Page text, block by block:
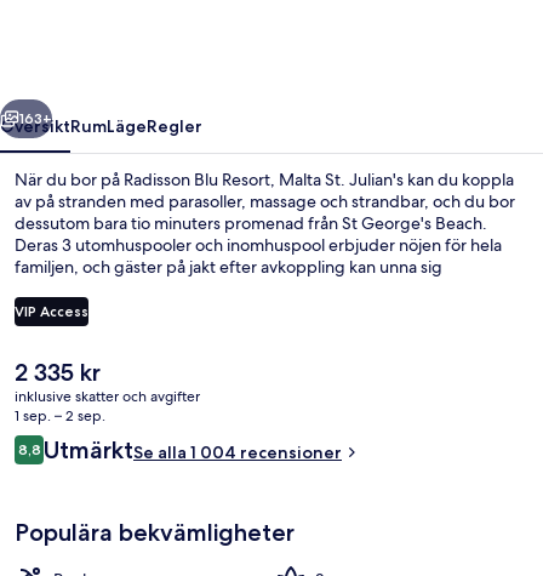
Nästa
163+
ÖversiktRumLägeRegler
När du bor på Radisson Blu Resort, Malta St. Julian's kan du koppla
av på stranden med parasoller, massage och strandbar, och du bor
dessutom bara tio minuters promenad från St George's Beach.
Deras 3 utomhuspooler och inomhuspool erbjuder nöjen för hela
familjen, och gäster på jakt efter avkoppling kan unna sig
spa. Om du vill äta eller dricka gott kan du välja mellan 4
restauranger och 2 poolbarer. På detta hotell i lyxstil får gäster även
brukar tala mycket väl om poolen och den hjälpsamma personalen.
VIP Access
Det
nuvarande
priset
är
2 335 kr
2 335 kr
inklusive skatter och avgifter
1 sep. – 2 sep.
Recensioner
8,88,8 av 10,
UtmärktSe alla 1 004 recensioner
Populära bekvämligheter